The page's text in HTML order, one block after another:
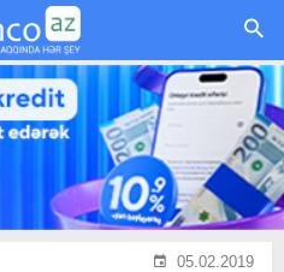
05.02.2019